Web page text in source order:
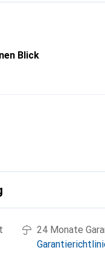
Blick
24 Monate